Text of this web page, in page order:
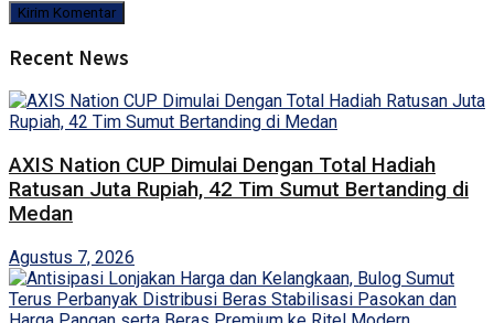
Recent News
AXIS Nation CUP Dimulai Dengan Total Hadiah
Ratusan Juta Rupiah, 42 Tim Sumut Bertanding di
Medan
Agustus 7, 2026